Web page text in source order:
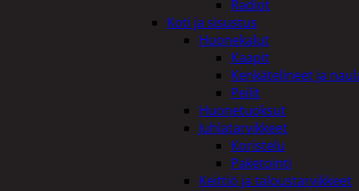
Radiot
Koti ja sisustus
Huonekalut
Kaapit
Kenkätelineet ja
Peilit
Huonetuoksut
Juhlatarvikkeet
Koristelu
Paketointi
Keittiö ja taloustarvikkeet